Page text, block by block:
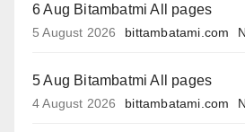
6 Aug Bitambatmi All pages
5 August 2026 bittambatami.com
5 Aug Bitambatmi All pages
4 August 2026 bittambatami.com